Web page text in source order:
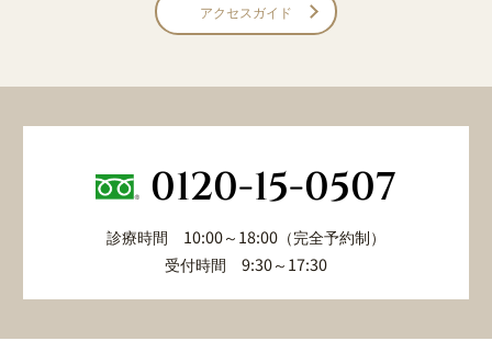
アクセスガイド
0120-15-0507
診療時間 10:00～18:00（完全予約制）
受付時間 9:30～17:30